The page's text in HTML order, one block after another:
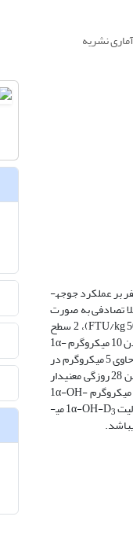
نشریه
آزمایشی برای بررسی اثر افزودن متابولیت 1- آلفا هیدروکسی کوله­کلسیفرول با و بدون کوله­کلسیفرول و فیتاز میکروبی در جیره­های با سطوح مختلف کلسیم و فسفر بر عملکرد جوجه­
شدند. آزمایش در قالب طرح کاملا تصادفی به صورت
(0، 5 و10 µg/kg)، 2 سطح آنزیم فیتاز (0 و500 FTU/kg)، 2 سطح
کوله­کلسیفرول (0 و 5000 ICU/kg)، و3 سطح کلسیم و فسفر (100، 75 و50 درصد مقدار توصیه شده در راهنمای پرورش جوجه گوشتی سویه راس 308) بود. افزودن 10 میکروگرم 1α-
باعث کاهش خوراک مصرفی و همچنین کاهش وزن بدن در سنین 7، 35 و 42 روزگی گردید (05/0>P و 01/0>P). افزودن 500 واحد آنزیم فیتاز به جیره­های حاوی 5 میکروگرم در
و آنزیم فیتاز روی ضریب تبدیل غذایی در سن 28 روزگی معنی­دار
و 500 واحد آنزیم فیتاز حاصل شد. افزودن 5 و 10 میکروگرم 1α-OH-
3 می­